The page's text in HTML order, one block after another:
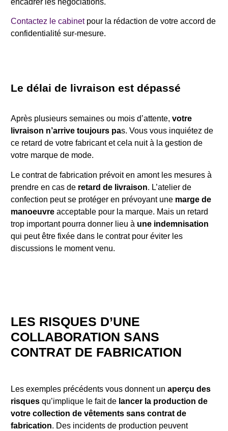
Contactez le cabinetpour la rédaction de votre accord de
confidentialité sur-mesure.
Le délai de livraison est dépassé
Après plusieurs semaines ou mois d’attente, votre
livraison n’arrive toujours pas. Vous vous inquiétez de
ce retard de votre fabricant et cela nuit à la gestion de
votre marque de mode.
Le contrat de fabrication prévoit en amont les mesures à
prendre en cas de retard de livraison. L’atelier de
confection peut se protéger en prévoyant une marge de
manoeuvre acceptable pour la marque. Mais un retard
trop important pourra donner lieu à une indemnisation
qui peut être fixée dans le contrat pour éviter les
discussions le moment venu.
LES RISQUES D’UNE
COLLABORATION SANS
CONTRAT DE FABRICATION
Les exemples précédents vous donnent un aperçu des
risques qu’implique le fait de lancer la production de
votre collection de vêtements sans contrat de
fabrication. Des incidents de production peuvent